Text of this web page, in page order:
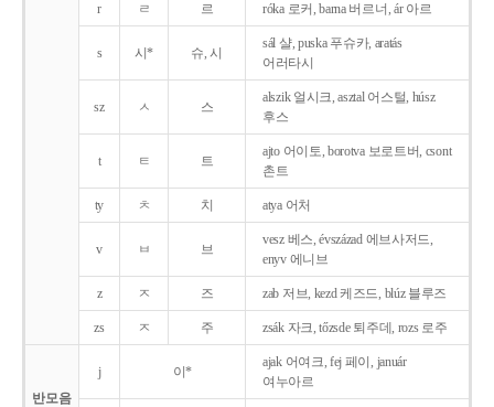
r ㄹ 르 róka 로커, barna 버르너, ár 아르
s 시* 슈, 시
sál 샬, puska 푸슈카, aratás
어러타시
sz ㅅ 스
alszik 얼시크, asztal 어스털, húsz
후스
t ㅌ 트
ajto 어이토, borotva 보로트버, csont
촌트
ty ㅊ 치 atya 어처
v ㅂ 브
vesz 베스, évszázad 에브사저드,
enyv 에니브
z ㅈ 즈 zab 저브, kezd 케즈드, blúz 블루즈
zs ㅈ 주 zsák 자크, tőzsde 퇴주데, rozs 로주
반모음
j 이*
ajak 어여크, fej 페이, január
여누아르